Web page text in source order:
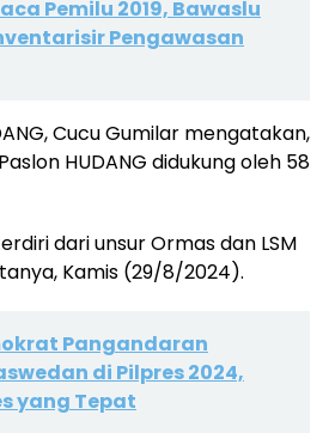
Pemilu 2019, Bawaslu
Pengawasan
Cucu Gumilar mengatakan,
HUDANG didukung oleh 58
dari unsur Ormas dan LSM
Kamis (29/8/2024).
Pangandaran
di Pilpres 2024,
yang Tepat